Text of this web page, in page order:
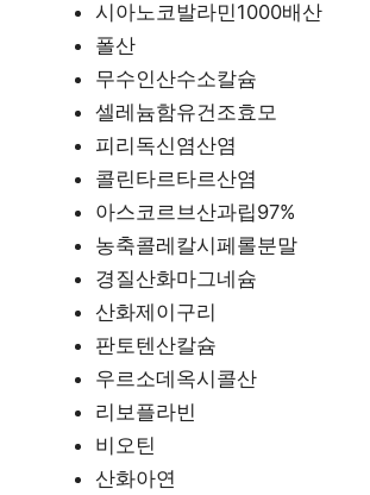
시아노코발라민1000배산
폴산
무수인산수소칼슘
셀레늄함유건조효모
피리독신염산염
콜린타르타르산염
아스코르브산과립97%
농축콜레칼시페롤분말
경질산화마그네슘
산화제이구리
판토텐산칼슘
우르소데옥시콜산
리보플라빈
비오틴
산화아연